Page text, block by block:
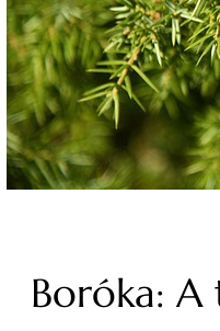
Boróka: